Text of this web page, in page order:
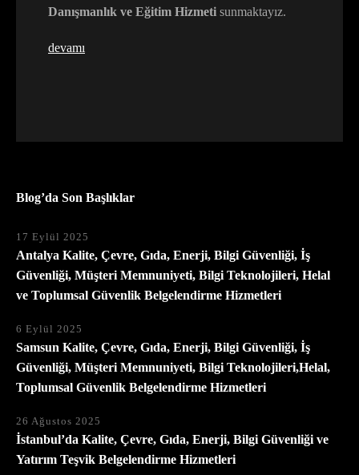
Danışmanlık ve Eğitim Hizmeti sunmaktayız.
devamı
Blog’da Son Başlıklar
17 Eylül 2025
Antalya Kalite, Çevre, Gıda, Enerji, Bilgi Güvenliği, İş
Güvenliği, Müşteri Memnuniyeti, Bilgi Teknolojileri, Helal
ve Toplumsal Güvenlik Belgelendirme Hizmetleri
6 Eylül 2025
Samsun Kalite, Çevre, Gıda, Enerji, Bilgi Güvenliği, İş
Güvenliği, Müşteri Memnuniyeti, Bilgi Teknolojileri,Helal,
Toplumsal Güvenlik Belgelendirme Hizmetleri
26 Ağustos 2025
İstanbul’da Kalite, Çevre, Gıda, Enerji, Bilgi Güvenliği ve
Yatırım Teşvik Belgelendirme Hizmetleri